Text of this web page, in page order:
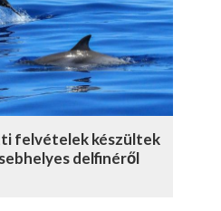
felvételek készültek
delfinéről